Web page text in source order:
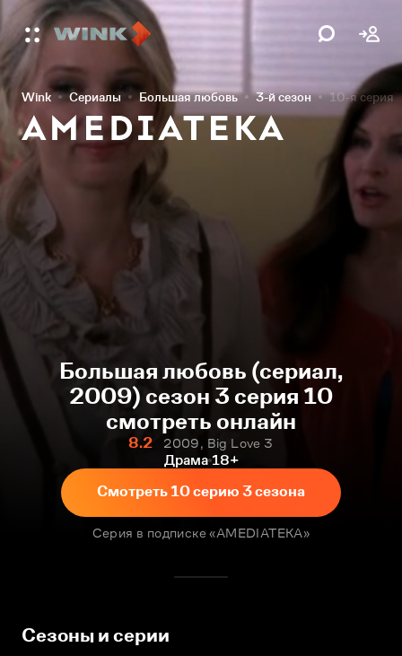
Wink Сериалы Большая любовь 3-й сезон 10-я серия
Большая любовь (сериал,
2009) сезон 3 серия 10
смотреть онлайн
8.2
2009, Big Love 3
Драма 18+
Смотреть 10 серию 3 сезона
Серия в подписке «AMEDIATEKA»
Сезоны и серии